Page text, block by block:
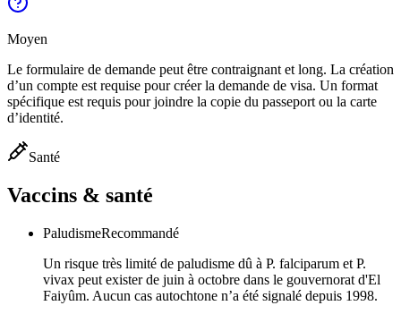
Moyen
Le formulaire de demande peut être contraignant et long. La création
d’un compte est requise pour créer la demande de visa. Un format
spécifique est requis pour joindre la copie du passeport ou la carte
d’identité.
Santé
Vaccins & santé
PaludismeRecommandé
Un risque très limité de paludisme dû à P. falciparum et P.
vivax peut exister de juin à octobre dans le gouvernorat d'El
Faiyûm. Aucun cas autochtone n’a été signalé depuis 1998.